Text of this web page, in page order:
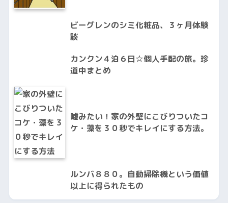
ビーグレンのシミ化粧品、３ヶ月体験
談
カンクン４泊６日☆個人手配の旅。珍
道中まとめ
嘘みたい！家の外壁にこびりついたコ
ケ・藻を３０秒でキレイにする方法。
ルンバ８８０。自動掃除機という価値
以上に得られたもの